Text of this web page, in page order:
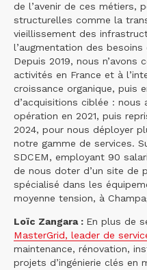
de l’avenir de ces métiers,
structurelles comme la
vieillissement des
l’augmentation des
Depuis 2019, nous n’avons
activités en France et à
croissance organique, puis
d’acquisitions ciblée : nous
opération en 2021, puis
2024, pour nous déployer
notre gamme de services.
SDCEM, employant 90
de nous doter d’un site de
spécialisé dans les
moyenne tension, à
Loïc Zangara : En plus de
MasterGrid, leader de
maintenance, rénovation,
projets d’ingénierie clés en